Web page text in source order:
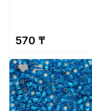
570 ₸